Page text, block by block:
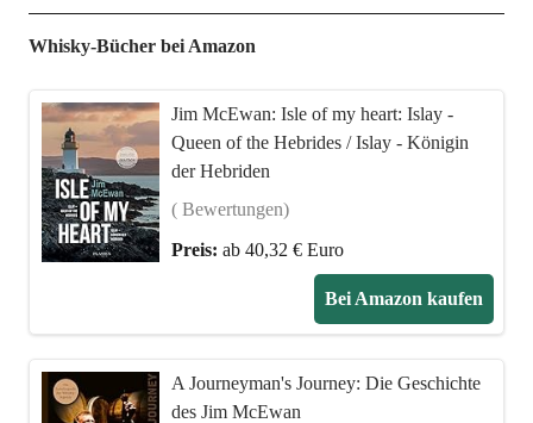
Whisky-Bücher bei Amazon
Jim McEwan: Isle of my heart: Islay -
Queen of the Hebrides / Islay - Königin
der Hebriden
( Bewertungen)
Preis: ab 40,32 € Euro
Bei Amazon kaufen
A Journeyman's Journey: Die Geschichte
des Jim McEwan